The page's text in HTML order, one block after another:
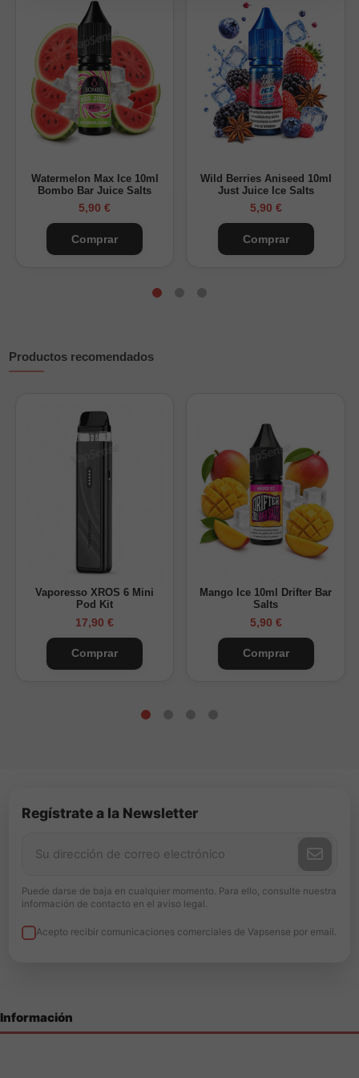
Nicotina disponible: 10mg y 20mg
Proporción: 50% VG / 50% PG
Sabor: sandía y manzana
Marca: Drifter Bar Salts
Watermelon Apple Drifter Bar Salts
encaja bien si buscas
una sal frutal con sabor jugoso, dulzor moderado y un toque
Watermelon Max Ice 10ml
Bombo Bar Juice Salts
5,90 €
Comprar
Wild Berries Aniseed 10ml
Just Juice Ice Salts
5,90 €
Comprar
Productos recomendados
Vaporesso XROS 6 Mini
Pod Kit
17,90 €
Comprar
Mango Ice 10ml Drifter Bar
Salts
5,90 €
Comprar
Regístrate a la Newsletter
Puede darse de baja en cualquier momento. Para ello, consulte nuestra
información de contacto en el aviso legal.
Acepto recibir comunicaciones comerciales de Vapsense por email.
Información